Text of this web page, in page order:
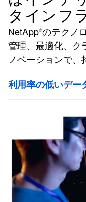
タインフ
NetApp®のテクノ
管理、最適化、ク
ノベーションで、
利用率の低いデー